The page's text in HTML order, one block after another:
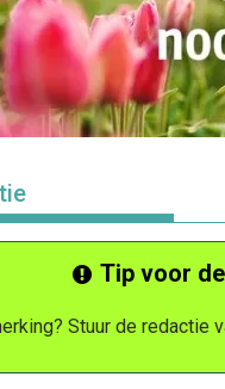
Tip voor
Stuur de redactie